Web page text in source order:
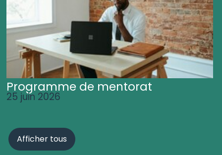
Programme de mentorat
25 juin 2026
Afficher tous